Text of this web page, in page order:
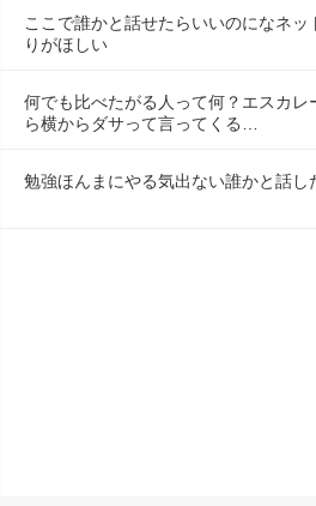
ここで誰かと話せたらいいのになネ
りがほしい
何でも比べたがる人って何？エスカレ
ら横からダサって言ってくる…
勉強ほんまにやる気出ない誰かと話し